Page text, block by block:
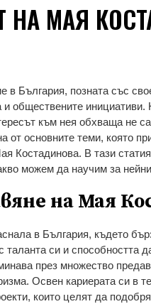
НА МАЯ
в България, позната със
обществените инициативи.
към нея обхваща не
от основните теми, която
Костадинова. В тази
можем да научим за
на Мая
в България, където
си и способността
през множество
Освен кариерата си в
които целят да